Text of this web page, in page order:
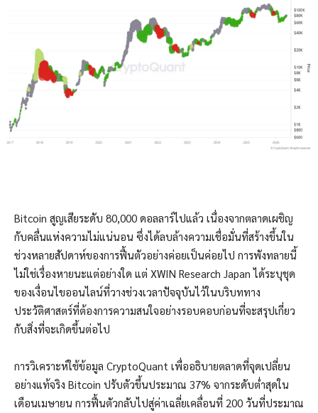
Bitcoin สูญเสียระดับ 80,000 ดอลลาร์ไปแล้ว เนื่องจากตลาดเผชิญ
กับคลื่นแห่งความไม่แน่นอน ซึ่งได้ลบล้างความเชื่อมั่นที่สร้างขึ้นใน
ช่วงหลายสัปดาห์ของการฟื้นตัวอย่างค่อยเป็นค่อยไป การพังทลายนี้
ไม่ใช่เรื่องหายนะแต่อย่างใด แต่ XWIN Research Japan ได้ระบุชุด
ของเงื่อนไขออนไลน์ที่วางช่วงเวลาปัจจุบันไว้ในบริบททาง
ประวัติศาสตร์ที่ต้องการความสนใจอย่างรอบคอบก่อนที่จะสรุปเกี่ยว
กับสิ่งที่จะเกิดขึ้นต่อไป
การวิเคราะห์ใช้ข้อมูล CryptoQuant เพื่ออธิบายตลาดที่จุดเปลี่ยน
อย่างแท้จริง Bitcoin ปรับตัวขึ้นประมาณ 37% จากระดับต่ำสุดใน
เดือนเมษายน การฟื้นตัวกลับไปสู่ค่าเฉลี่ยเคลื่อนที่ 200 วันที่ประมาณ